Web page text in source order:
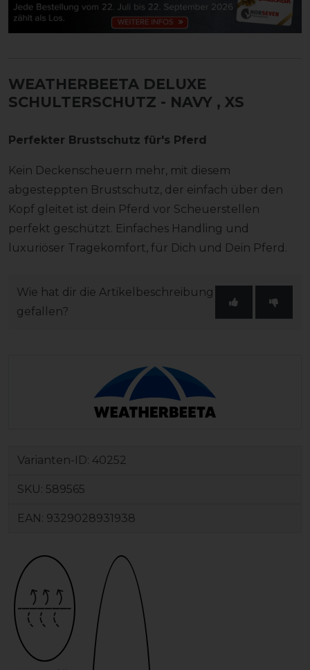
WEATHERBEETA DELUXE
SCHULTERSCHUTZ - NAVY , XS
Perfekter Brustschutz für's Pferd
Kein Deckenscheuern mehr, mit diesem
abgesteppten Brustschutz, der einfach über den
Kopf gleitet ist dein Pferd vor Scheuerstellen
perfekt geschützt. Einfaches Handling und
luxuriöser Tragekomfort, für Dich und Dein Pferd.
Wie hat dir die Artikelbeschreibung
gefallen?
Varianten-ID: 40252
SKU: 589565
EAN: 9329028931938